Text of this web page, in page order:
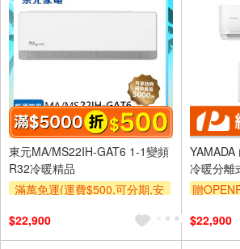
東元MA/MS22IH-GAT6 1-1變頻
R32冷暖精品
滿萬免運(運費$500,可分期,安
及使用6期以上分期0利率,需付
基本安裝運費)
$22,900
冷暖分離
FN28H/
贈
$22,900